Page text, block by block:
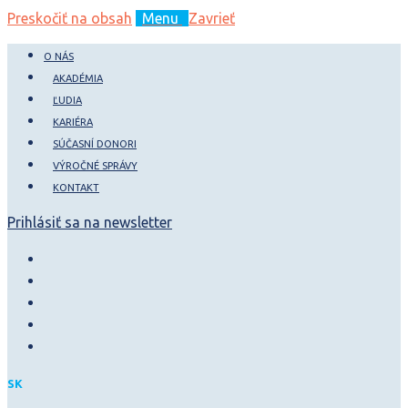
Preskočiť na obsah Menu Zavrieť
O NÁS
AKADÉMIA
ĽUDIA
KARIÉRA
SÚČASNÍ DONORI
VÝROČNÉ SPRÁVY
KONTAKT
Prihlásiť sa na newsletter
SK